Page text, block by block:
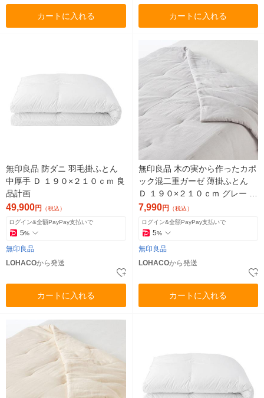
カートに入れる カートに入れる
無印良品 防ダニ 羽毛掛ふとん
中厚手 Ｄ １９０×２１０ｃｍ 良
品計画
49,900円 （税込）
ログイン&全額PayPay支払いで
5%
無印良品
LOHACOから発送
カートに入れる
無印良品 木の実から作ったカポ
ック混二重ガーゼ 薄掛ふとん
Ｄ １９０×２１０ｃｍ グレー 良
品計画
7,990円 （税込）
ログイン&全額PayPay支払いで
5%
無印良品
LOHACOから発送
カートに入れる